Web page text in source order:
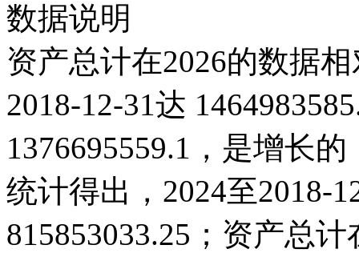
数据说明
资产总计在2026的数据
2018-12-31达
1376695559.1，是增长
统计得出，2024至2018-
815853033.25；资产总计